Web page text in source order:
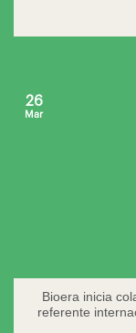
Bioera inicia
referente
26
Mar